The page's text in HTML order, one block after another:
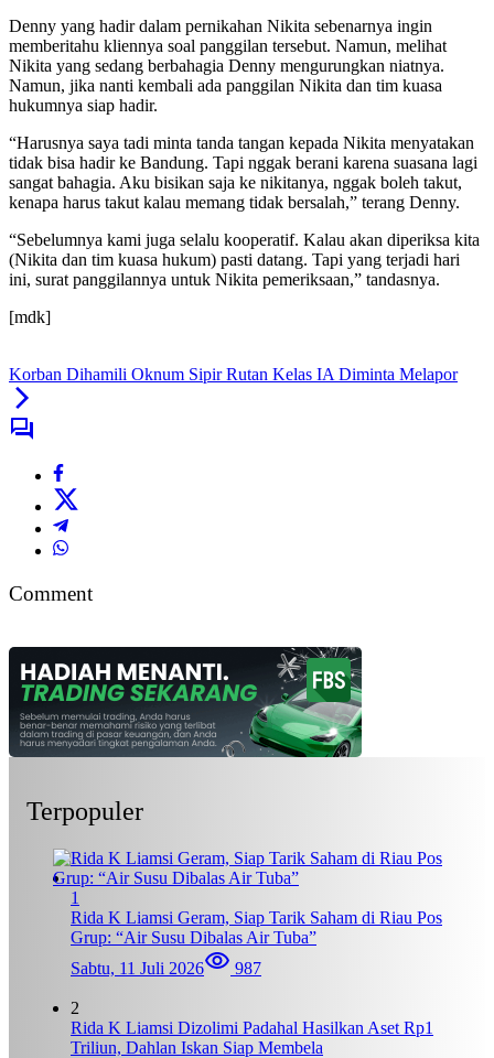
Denny yang hadir dalam pernikahan Nikita sebenarnya ingin
memberitahu kliennya soal panggilan tersebut. Namun, melihat
Nikita yang sedang berbahagia Denny mengurungkan niatnya.
Namun, jika nanti kembali ada panggilan Nikita dan tim kuasa
hukumnya siap hadir.
“Harusnya saya tadi minta tanda tangan kepada Nikita menyatakan
tidak bisa hadir ke Bandung. Tapi nggak berani karena suasana lagi
sangat bahagia. Aku bisikan saja ke nikitanya, nggak boleh takut,
kenapa harus takut kalau memang tidak bersalah,” terang Denny.
“Sebelumnya kami juga selalu kooperatif. Kalau akan diperiksa kita
(Nikita dan tim kuasa hukum) pasti datang. Tapi yang terjadi hari
ini, surat panggilannya untuk Nikita pemeriksaan,” tandasnya.
[mdk]
Korban Dihamili Oknum Sipir Rutan Kelas IA Diminta Melapor
Comment
Terpopuler
1
Rida K Liamsi Geram, Siap Tarik Saham di Riau Pos
Grup: “Air Susu Dibalas Air Tuba”
Sabtu, 11 Juli 2026
987
2
Rida K Liamsi Dizolimi Padahal Hasilkan Aset Rp1
Triliun, Dahlan Iskan Siap Membela